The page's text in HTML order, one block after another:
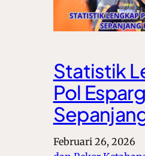
Statistik
Pol
Februari 26, 2026